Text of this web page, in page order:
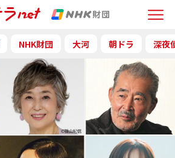
Menu
NHK財団 大河 朝ドラ 深夜